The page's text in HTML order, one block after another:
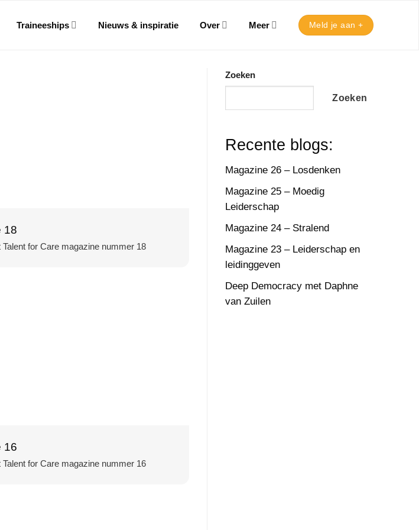
Traineeships Nieuws & inspiratie Over Meer Meld je aan +
18
Talent for Care magazine nummer 18
16
Talent for Care magazine nummer 16
Zoeken
Zoeken
Recente blogs:
Magazine 26 – Losdenken
Magazine 25 – Moedig
Leiderschap
Magazine 24 – Stralend
Magazine 23 – Leiderschap en
leidinggeven
Deep Democracy met Daphne
van Zuilen